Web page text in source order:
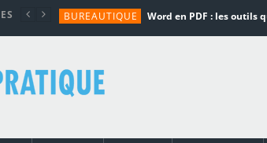
BUREAUTIQUE
TUTORIALS
MATÉRIEL